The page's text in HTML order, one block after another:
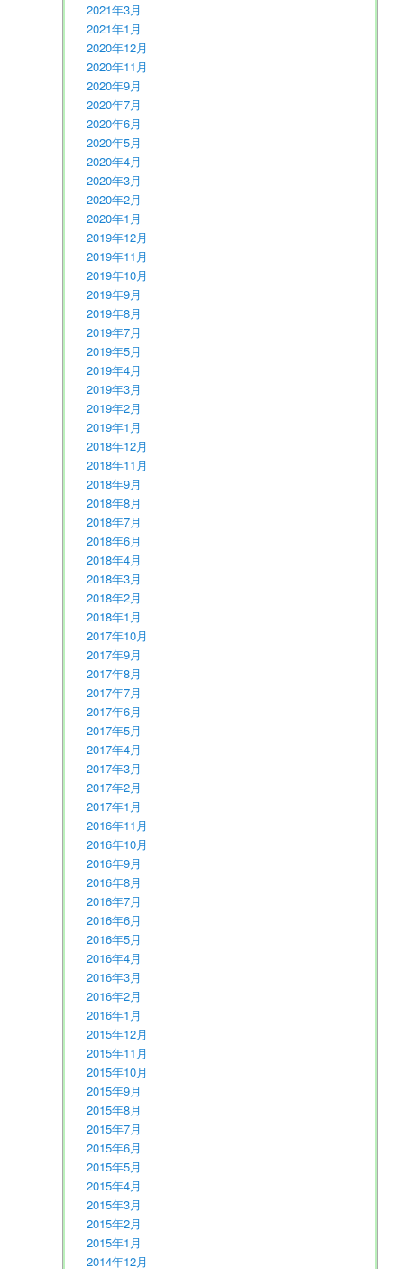
2021年3月
2021年1月
2020年12月
2020年11月
2020年9月
2020年7月
2020年6月
2020年5月
2020年4月
2020年3月
2020年2月
2020年1月
2019年12月
2019年11月
2019年10月
2019年9月
2019年8月
2019年7月
2019年5月
2019年4月
2019年3月
2019年2月
2019年1月
2018年12月
2018年11月
2018年9月
2018年8月
2018年7月
2018年6月
2018年4月
2018年3月
2018年2月
2018年1月
2017年10月
2017年9月
2017年8月
2017年7月
2017年6月
2017年5月
2017年4月
2017年3月
2017年2月
2017年1月
2016年11月
2016年10月
2016年9月
2016年8月
2016年7月
2016年6月
2016年5月
2016年4月
2016年3月
2016年2月
2016年1月
2015年12月
2015年11月
2015年10月
2015年9月
2015年8月
2015年7月
2015年6月
2015年5月
2015年4月
2015年3月
2015年2月
2015年1月
2014年12月